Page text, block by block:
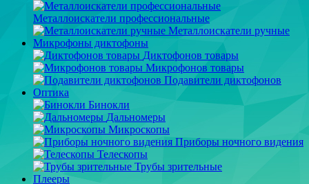
Металлоискатели профессиональные
Металлоискатели ручные
Микрофоны диктофоны
Диктофонов товары
Микрофонов товары
Подавители диктофонов
Оптика
Бинокли
Дальномеры
Микроскопы
Приборы ночного видения
Телескопы
Трубы зрительные
Плееры